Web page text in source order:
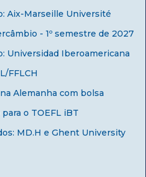
Aix-Marseille Université
- 1º semestre de 2027
Universidad Iberoamericana
FFLCH
Alemanha com bolsa
o TOEFL iBT
MD.H e Ghent University